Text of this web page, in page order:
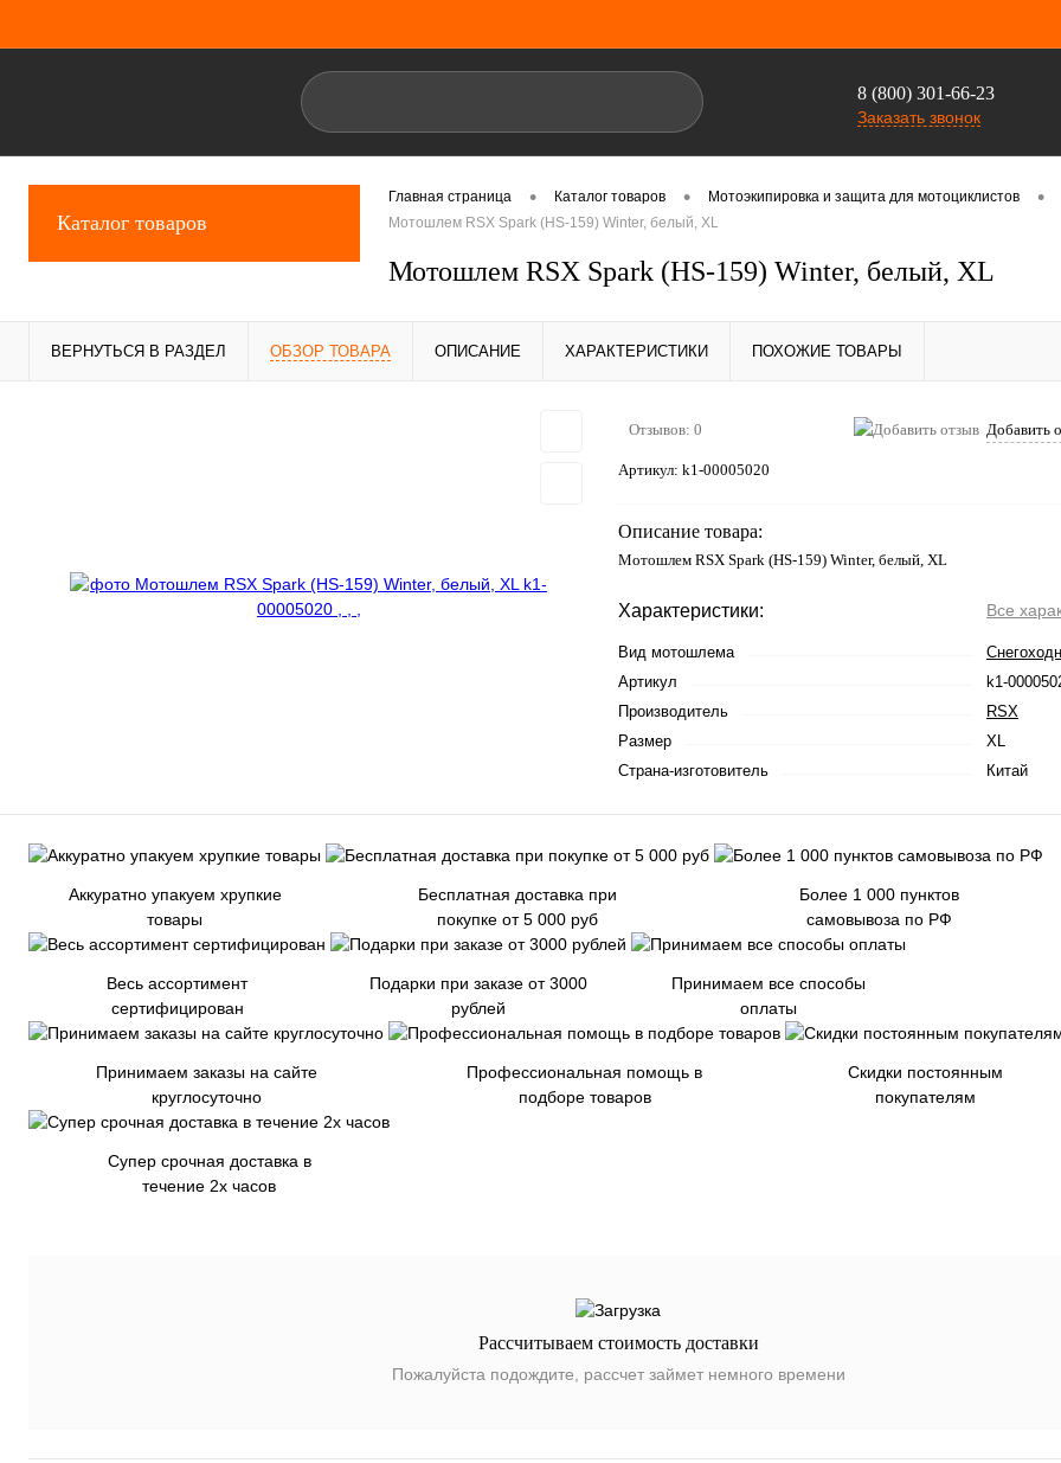
8 (800) 301-66-23
Заказать звонок
Каталог товаров
Главная страница • Каталог товаров • Мотоэкипировка и защита для мотоциклистов •
Мотошлем RSX Spark (HS-159) Winter, белый, XL
Мотошлем RSX Spark (HS-159) Winter, белый, XL
ВЕРНУТЬСЯ В РАЗДЕЛ ОБЗОР ТОВАРА ОПИСАНИЕ ХАРАКТЕРИСТИКИ ПОХОЖИЕ ТОВАРЫ
Отзывов: 0 Добавить
Артикул: k1-00005020
Описание товара:
Мотошлем RSX Spark (HS-159) Winter, белый, XL
Характеристики: Все
Вид мотошлема
Артикул
k1-
Производитель
RSX
Размер
XL
Страна-изготовитель
Китай
Аккуратно упакуем хрупкие
товары
Бесплатная доставка при
покупке от 5 000 руб
Более 1 000 пунктов
самовывоза по РФ
Весь ассортимент
сертифицирован
Подарки при заказе от 3000
рублей
Принимаем все способы
оплаты
Принимаем заказы на сайте
круглосуточно
Профессиональная помощь в
подборе товаров
Скидки постоянным
покупателям
Супер срочная доставка в
течение 2х часов
Рассчитываем стоимость доставки
Пожалуйста подождите, рассчет займет немного времени